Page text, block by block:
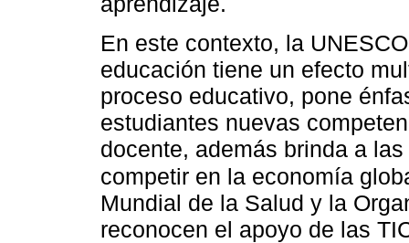
En este contexto, la
educación tiene un efecto
proceso educativo, pone
estudiantes nuevas
docente, además brinda a
competir en la economía
Mundial de la Salud y la
reconocen el apoyo de las